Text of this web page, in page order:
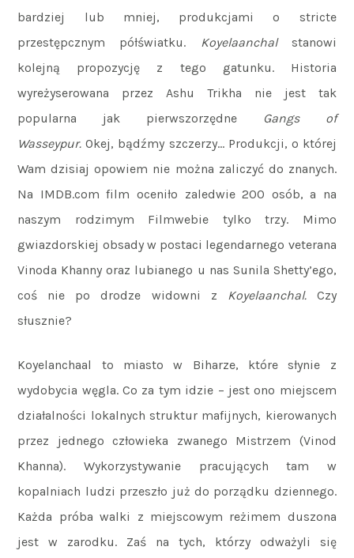
bardziej lub mniej, produkcjami o stricte
przestępcznym półświatku.
Koyelaanchalstanowi
kolejną propozycję z tego gatunku. Historia
wyreżyserowana przez Ashu Trikha nie jest tak
popularna jak pierwszorzędne Gangs of
Wasseypur.Okej, bądźmy szczerzy… Produkcji, o której
Wam dzisiaj opowiem nie można zaliczyć do znanych.
Na IMDB.com film oceniło zaledwie 200 osób, a na
naszym rodzimym Filmwebie tylko trzy. Mimo
gwiazdorskiej obsady w postaci legendarnego veterana
Vinoda Khanny oraz lubianego u nas Sunila Shetty’ego,
coś nie po drodze widowni z
Koyelaanchal.Czy
słusznie?
Koyelanchaal to miasto w Biharze, które słynie z
wydobycia węgla. Co za tym idzie – jest ono miejscem
działalności lokalnych struktur mafijnych, kierowanych
przez jednego człowieka zwanego Mistrzem (Vinod
Khanna). Wykorzystywanie pracujących tam w
kopalniach ludzi przeszło już do porządku dziennego.
Każda próba walki z miejscowym reżimem duszona
jest w zarodku. Zaś na tych, którzy odważyli się